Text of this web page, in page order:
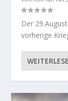
Der
vorherige